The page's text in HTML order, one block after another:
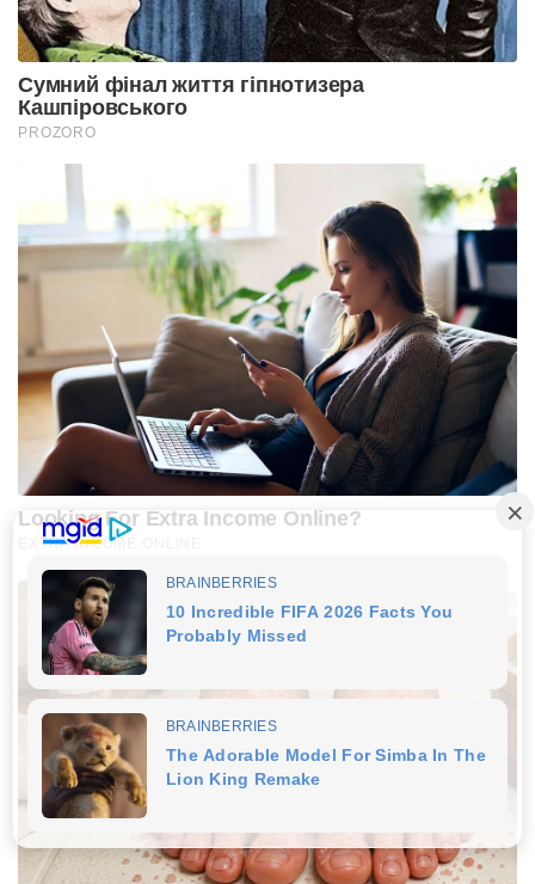
Сумний фінал життя гіпнотизера
Кашпіровського
PROZORO
Looking For Extra Income Online?
EXTRA INCOME ONLINE